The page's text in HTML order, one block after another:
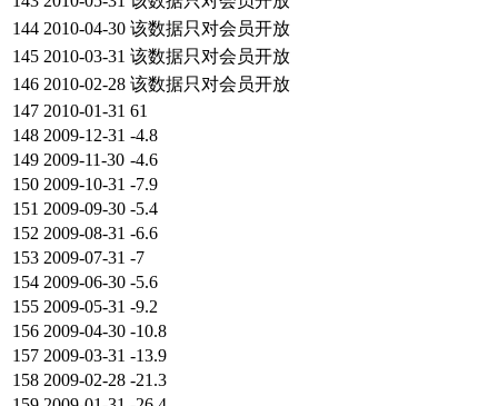
144 2010-04-30 该数据只对会员开放
145 2010-03-31 该数据只对会员开放
146 2010-02-28 该数据只对会员开放
147 2010-01-31 61
148 2009-12-31 -4.8
149 2009-11-30 -4.6
150 2009-10-31 -7.9
151 2009-09-30 -5.4
152 2009-08-31 -6.6
153 2009-07-31 -7
154 2009-06-30 -5.6
155 2009-05-31 -9.2
156 2009-04-30 -10.8
157 2009-03-31 -13.9
158 2009-02-28 -21.3